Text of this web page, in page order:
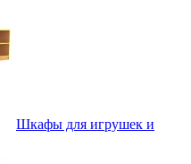
Шкафы для игрушек и